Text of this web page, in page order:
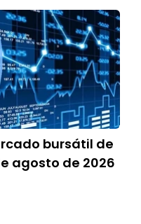
bursátil de
agosto de 2026